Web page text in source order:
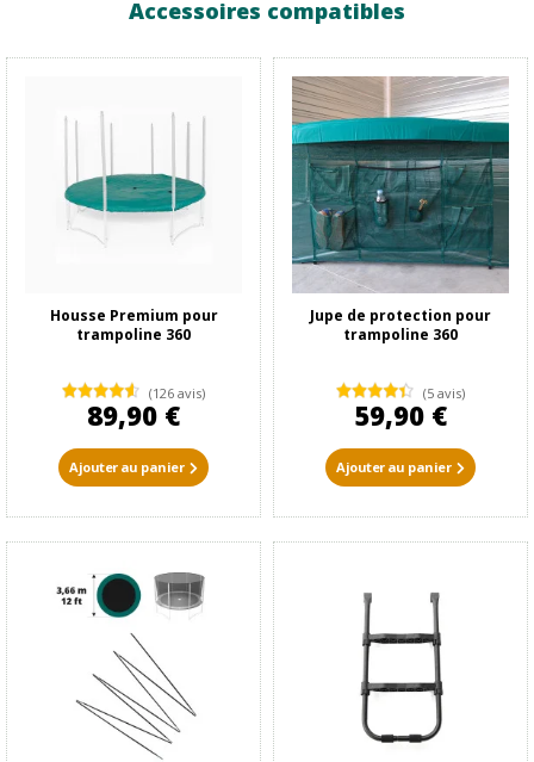
Accessoires compatibles
Housse Premium pour
trampoline 360
(126 avis)
89,90 €
Ajouter au panier
Jupe de protection pour
trampoline 360
(5 avis)
59,90 €
Ajouter au panier